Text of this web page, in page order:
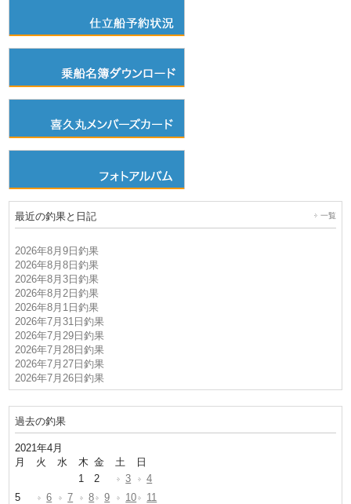
最近の釣果と日記 一覧
2026年8月9日釣果
2026年8月8日釣果
2026年8月3日釣果
2026年8月2日釣果
2026年8月1日釣果
2026年7月31日釣果
2026年7月29日釣果
2026年7月28日釣果
2026年7月27日釣果
2026年7月26日釣果
過去の釣果
2021年4月
月
火 水 木 金 土
日
1
2 3
4
5
6 7 8 9 10
11